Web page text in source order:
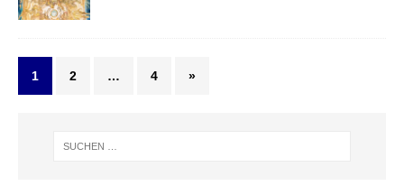
1 2 … 4 »